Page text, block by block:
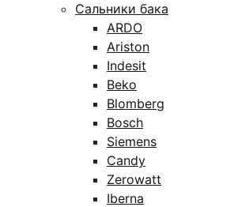
Сальники бака
ARDO
Ariston
Indesit
Beko
Blomberg
Bosch
Siemens
Candy
Zerowatt
Iberna